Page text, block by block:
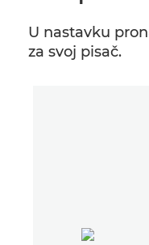
U nastavku
za svoj pisač.